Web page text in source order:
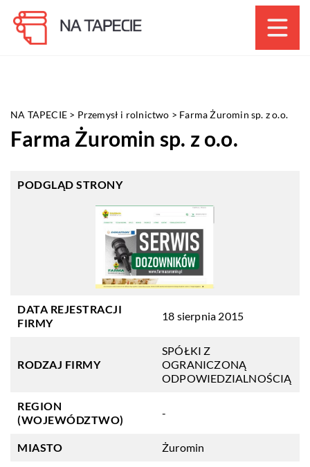
NA TAPECIE > Przemysł i rolnictwo > Farma Żuromin sp. z o.o.
Farma Żuromin sp. z o.o.
PODGLĄD STRONY
DATA REJESTRACJI
FIRMY
18 sierpnia 2015
RODZAJ FIRMY
SPÓŁKI Z
OGRANICZONĄ
ODPOWIEDZIALNOŚCIĄ
REGION
(WOJEWÓDZTWO)
-
MIASTO Żuromin